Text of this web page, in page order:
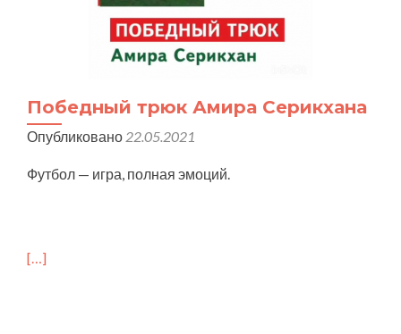
Победный трюк Амира Серикхана
Опубликовано 22.05.2021
Футбол — игра, полная эмоций.
[…]